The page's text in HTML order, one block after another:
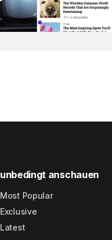
unbedingt anschauen
Most Popular
Exclusive
Latest